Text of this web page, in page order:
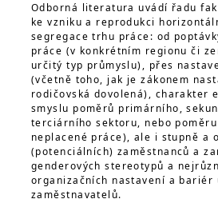
Odborná literatura uvádí řadu
ke vzniku a reprodukci
segregace trhu práce: od
práce (v konkrétním regionu či
určitý typ průmyslu), přes
(včetně toho, jak je zákonem
rodičovská dovolená), charakter
smyslu poměrů primárního,
terciárního sektoru, nebo poměru
neplacené práce), ale i stupně a
(potenciálních) zaměstnanců a
genderových stereotypů a
organizačních nastavení a bariér
zaměstnavatelů.